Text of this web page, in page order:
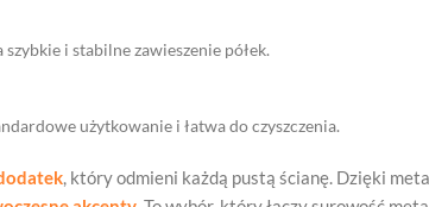
i stabilne zawieszenie półek.
użytkowanie i łatwa do czyszczenia.
, który odmieni każdą pustą ścianę. Dzięki